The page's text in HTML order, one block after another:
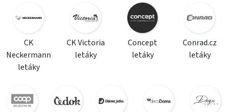
CK
Neckermann
letáky
CK Victoria
letáky
Concept
letáky
Conrad.cz
letáky